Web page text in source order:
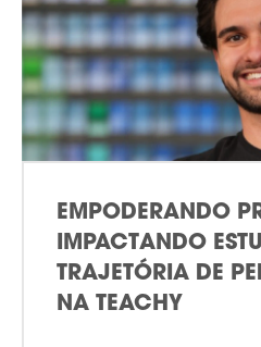
EMPODERANDO
IMPACTANDO
TRAJETÓRIA DE
NA TEACHY